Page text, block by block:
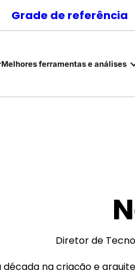
Grade de referência
Melhores ferramentas e análises
Diretor de
na criação e